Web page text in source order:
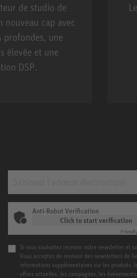
de studio de
nouveau cap avec
profondes, une
élevée et une
DSP.
Anti-Robot Verification
Click to start verification
Friendly
Si vous souhaitez recevoir notre newsletter et
Vous acceptez de recevoir des newsletters de
informations supplémentaires sur les produits,
offres actuelles, les campagnes, les